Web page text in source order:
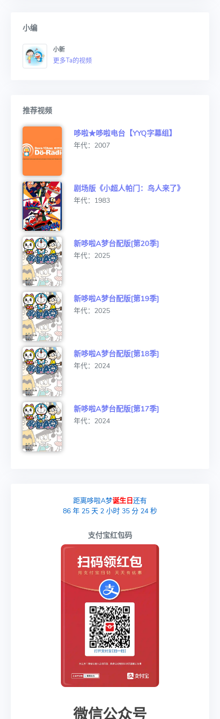
小编
小新
更多Ta的视频
推荐视频
哆啦★哆啦电台【YYQ字幕组】
年代：2007
剧场版《小超人帕门：鸟人来了》
年代：1983
新哆啦A梦台配版[第20季]
年代：2025
新哆啦A梦台配版[第19季]
年代：2025
新哆啦A梦台配版[第18季]
年代：2024
新哆啦A梦台配版[第17季]
年代：2024
距离哆啦A梦诞生日还有
86 年25 天2 小时35 分23 秒
支付宝红包码